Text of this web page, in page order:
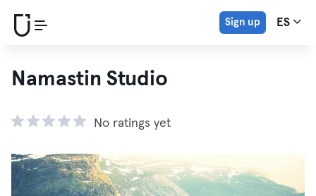
Sign up ES
Namastin Studio
No ratings yet